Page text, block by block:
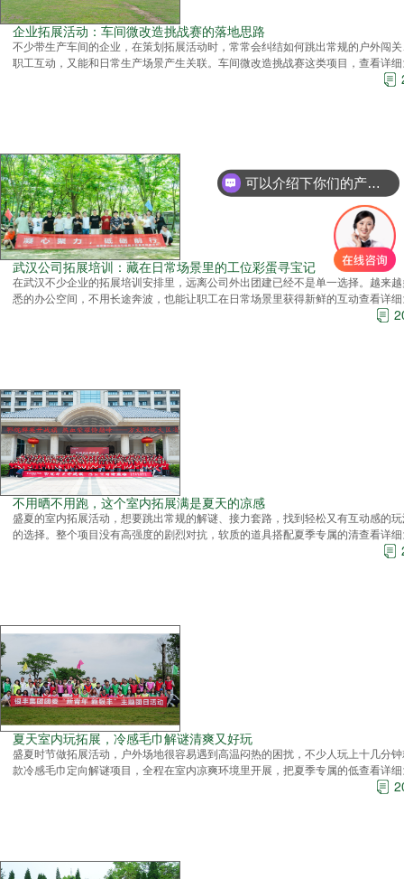
企业拓展活动：车间微改造挑战赛的落地思路
不少带生产车间的企业，在策划拓展活动时，常常会纠结如何跳出常规的户外闯
职工互动，又能和日常生产场景产生关联。车间微改造挑战赛这类项目， 查看详
武汉公司拓展培训：藏在日常场景里的工位彩蛋寻宝记
在武汉不少企业的拓展培训安排里，远离公司外出团建已经不是单一选择。越来
悉的办公空间，不用长途奔波，也能让职工在日常场景里获得新鲜的互动查看详
不用晒不用跑，这个室内拓展满是夏天的凉感
盛夏的室内拓展活动，想要跳出常规的解谜、接力套路，找到轻松又有互动感的
的选择。整个项目没有高强度的剧烈对抗，软质的道具搭配夏季专属的清查看详
夏天室内玩拓展，冷感毛巾解谜清爽又好玩
盛夏时节做拓展活动，户外场地很容易遇到高温闷热的困扰，不少人玩上十几分
款冷感毛巾定向解谜项目，全程在室内凉爽环境里开展，把夏季专属的低查看详
可以介绍下你们的产品么？